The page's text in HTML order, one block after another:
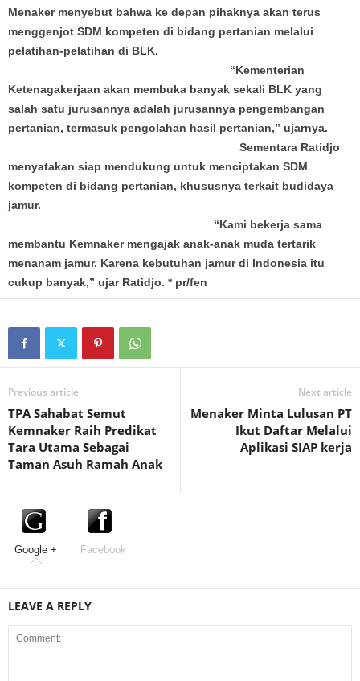
Menaker menyebut bahwa ke depan pihaknya akan terus
menggenjot SDM kompeten di bidang pertanian melalui
pelatihan-pelatihan di BLK.
“Kementerian
Ketenagakerjaan akan membuka banyak sekali BLK yang
salah satu jurusannya adalah jurusannya pengembangan
pertanian, termasuk pengolahan hasil pertanian,” ujarnya.
Sementara Ratidjo
menyatakan siap mendukung untuk menciptakan SDM
kompeten di bidang pertanian, khususnya terkait budidaya
jamur.
“Kami bekerja sama
membantu Kemnaker mengajak anak-anak muda tertarik
menanam jamur. Karena kebutuhan jamur di Indonesia itu
cukup banyak,” ujar Ratidjo. * pr/fen
Previous article
TPA Sahabat Semut
Kemnaker Raih Predikat
Tara Utama Sebagai
Taman Asuh Ramah Anak
Next article
Menaker Minta Lulusan PT
Ikut Daftar Melalui
Aplikasi SIAP kerja
Google + Facebook
LEAVE A REPLY